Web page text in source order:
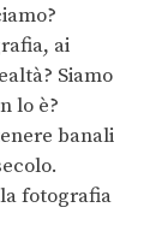
ai
Siamo
lo è?
banali
fotografia